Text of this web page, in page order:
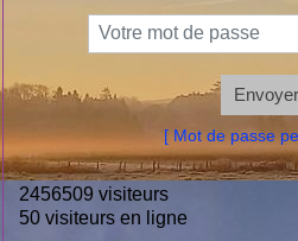
Envoyer
[ Mot de passe
2456509 visiteurs
50 visiteurs en ligne